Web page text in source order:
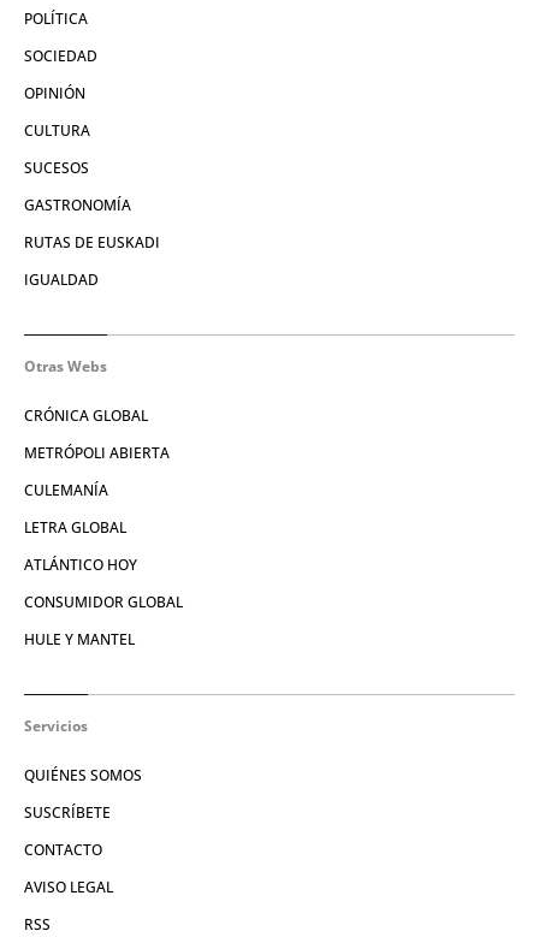
POLÍTICA
SOCIEDAD
OPINIÓN
CULTURA
SUCESOS
GASTRONOMÍA
RUTAS DE EUSKADI
IGUALDAD
Otras Webs
CRÓNICA GLOBAL
METRÓPOLI ABIERTA
CULEMANÍA
LETRA GLOBAL
ATLÁNTICO HOY
CONSUMIDOR GLOBAL
HULE Y MANTEL
Servicios
QUIÉNES SOMOS
SUSCRÍBETE
CONTACTO
AVISO LEGAL
RSS